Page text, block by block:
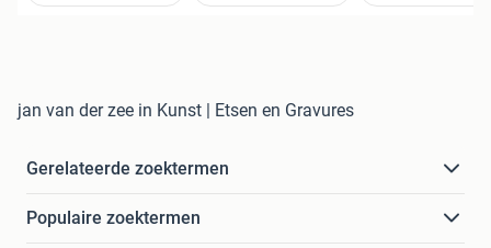
jan van der zee in Kunst | Etsen en Gravures
Gerelateerde zoektermen
Populaire zoektermen